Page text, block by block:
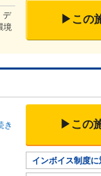
デ
境
▶この
き
▶この
インボイス制度に